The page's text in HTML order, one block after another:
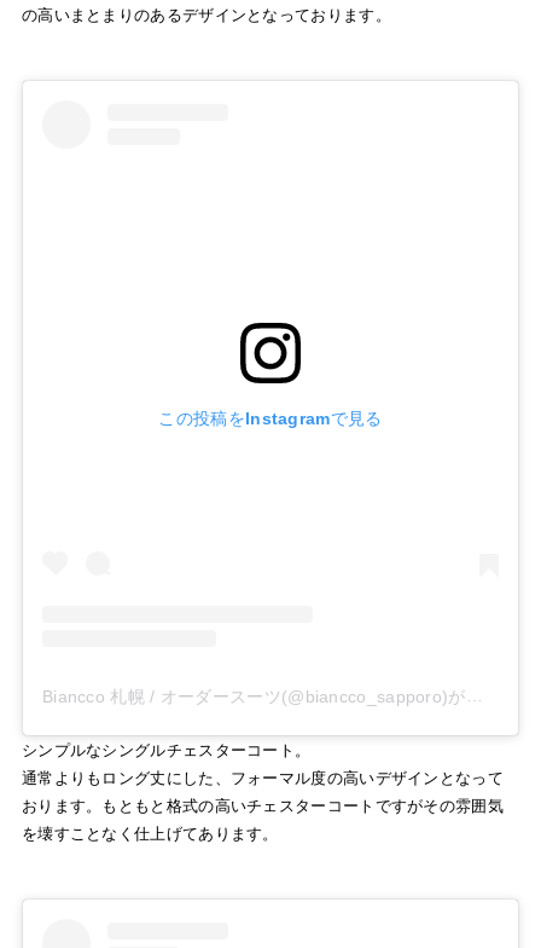
の高いまとまりのあるデザインとなっております。
この投稿をInstagramで見る
シンプルなシングルチェスターコート。
通常よりもロング丈にした、フォーマル度の高いデザインとなって
おります。もともと格式の高いチェスターコートですがその雰囲気
を壊すことなく仕上げてあります。